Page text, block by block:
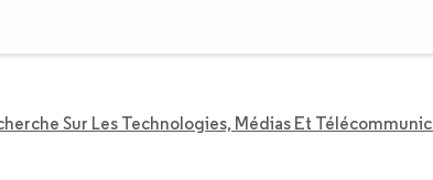
Sur Les Technologies, Médias Et